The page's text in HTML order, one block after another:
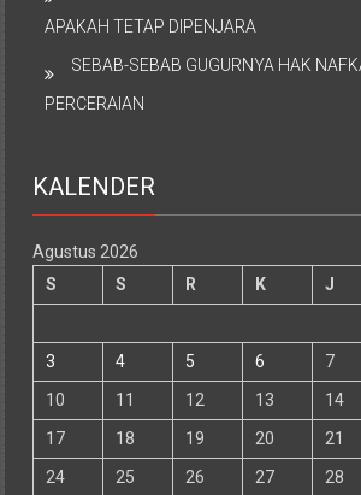
APAKAH TETAP DIPENJARA
SEBAB-SEBAB GUGURNYA HAK
PERCERAIAN
KALENDER
Agustus 2026
S
S R K J
3
4 5 6 7
10
11 12 13 14
17
18 19 20 21
24
25 26 27 28